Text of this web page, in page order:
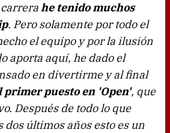
he tenido muchos
. Pero solamente por todo el
el equipo y por la ilusión
aporta aquí, he dado el
en divertirme y al final
primer puesto en 'Open', que
Después de todo lo que
dos últimos años esto es un